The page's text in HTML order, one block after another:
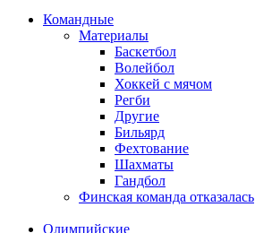
Командные
Материалы
Баскетбол
Волейбол
Хоккей с мячом
Регби
Другие
Бильярд
Фехтование
Шахматы
Гандбол
Финская команда отказалась
Олимпийские